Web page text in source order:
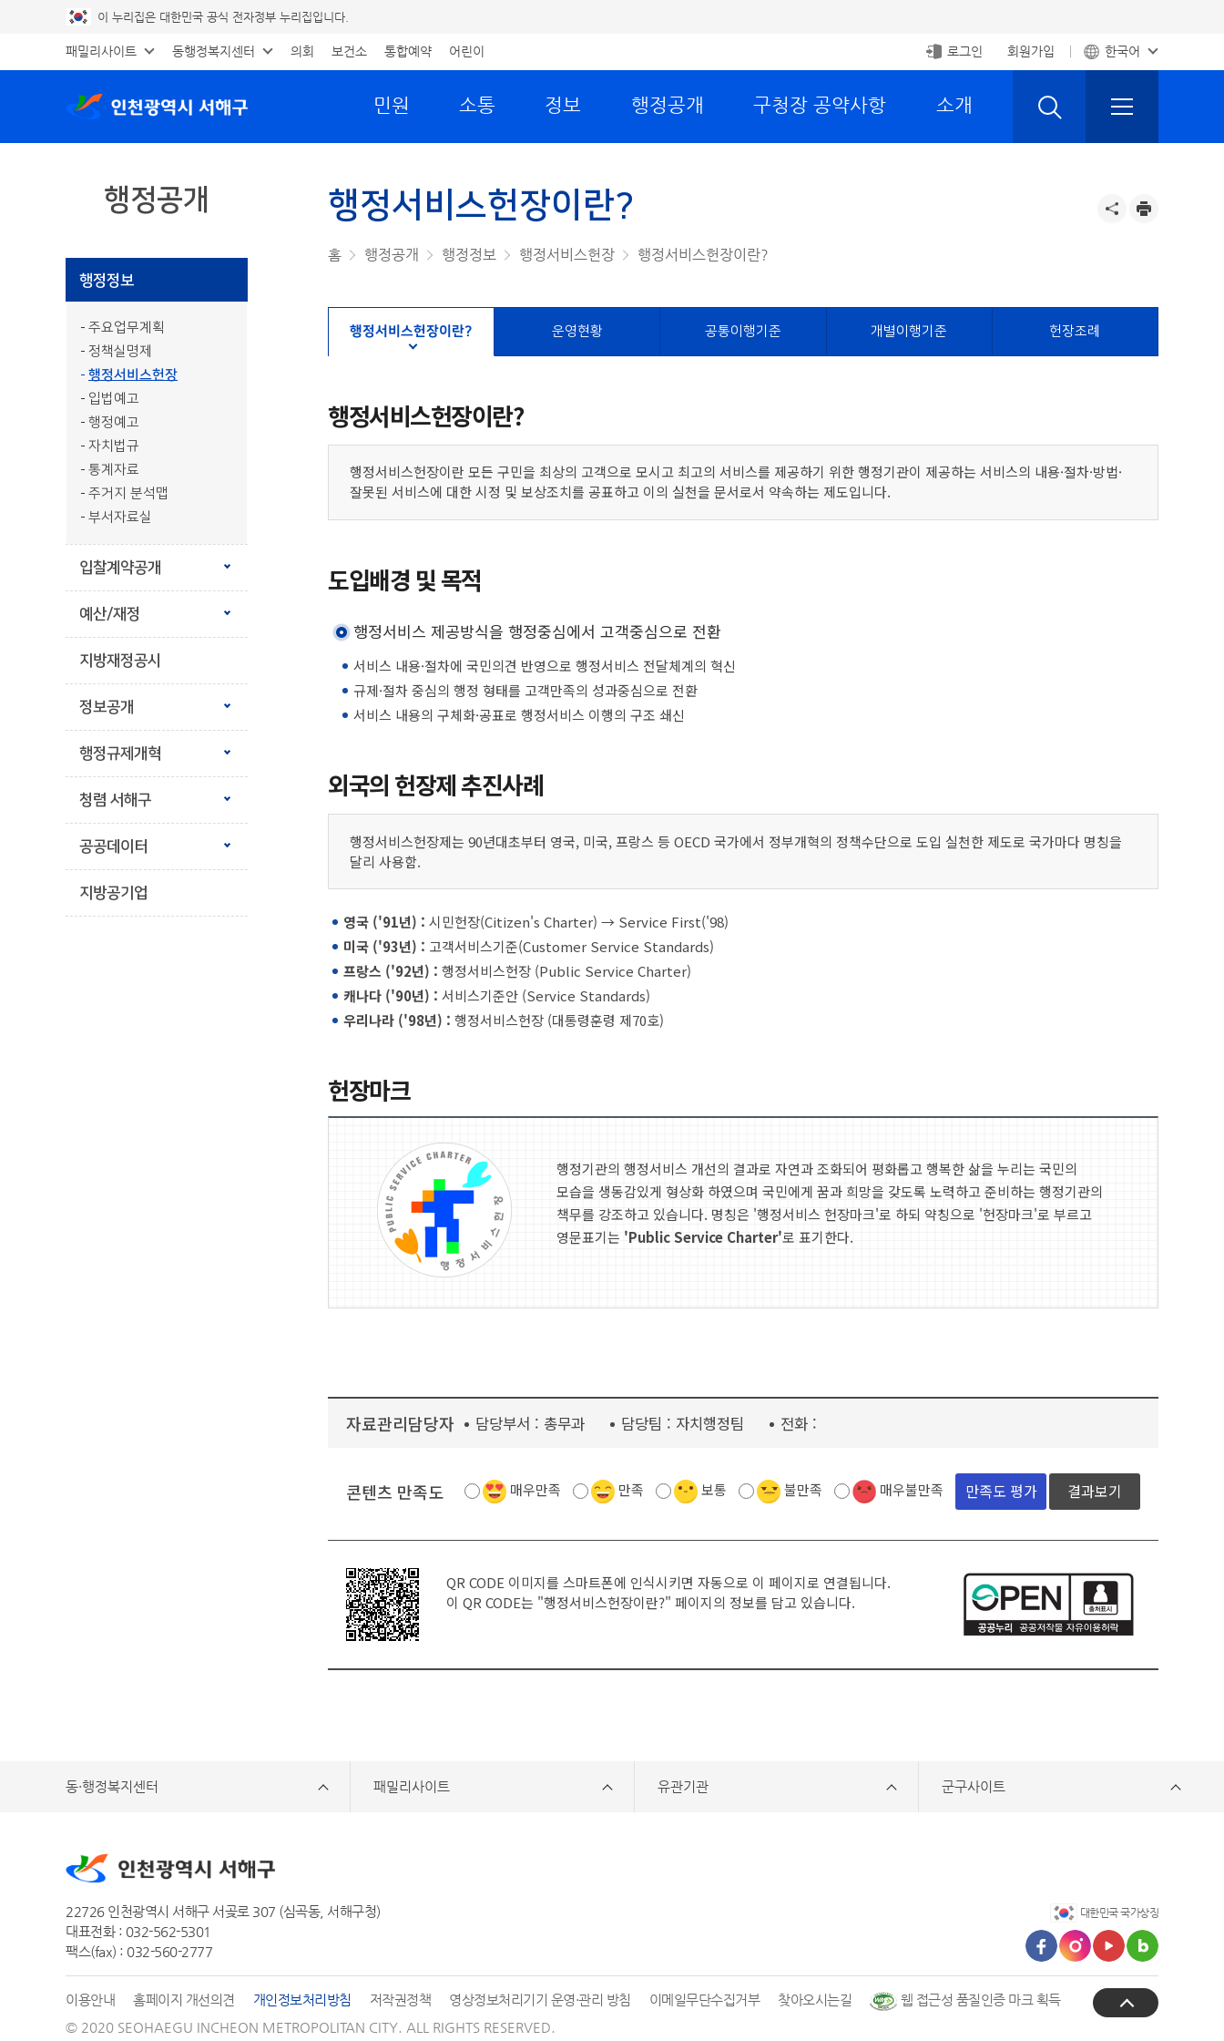
이 누리집은 대한민국 공식 전자정부 누리집입니다.
패밀리사이트 동행정복지센터 의회 보건소 통합예약 어린이 로그인 회원가입 한국어
민원 소통 정보 행정공개 구청장 공약사항 소개
행정공개
행정정보
주요업무계획
정책실명제
행정서비스헌장
입법예고
행정예고
자치법규
통계자료
주거지 분석맵
부서자료실
입찰계약공개
예산/재정
지방재정공시
정보공개
행정규제개혁
청렴 서해구
공공데이터
지방공기업
행정서비스헌장이란?
공유하기
홈 행정공개 행정정보 행정서비스헌장 행정서비스헌장이란?
행정서비스헌장이란? 운영현황 공통이행기준 개별이행기준 헌장조례
행정서비스헌장이란?
행정서비스헌장이란 모든 구민을 최상의 고객으로 모시고 최고의 서비스를 제공하기 위한 행정기관이 제공하는 서비스의 내용·절차·방법·
잘못된 서비스에 대한 시정 및 보상조치를 공표하고 이의 실천을 문서로서 약속하는 제도입니다.
도입배경 및 목적
행정서비스 제공방식을 행정중심에서 고객중심으로 전환
서비스 내용·절차에 국민의견 반영으로 행정서비스 전달체계의 혁신
규제·절차 중심의 행정 형태를 고객만족의 성과중심으로 전환
서비스 내용의 구체화·공표로 행정서비스 이행의 구조 쇄신
외국의 헌장제 추진사례
행정서비스헌장제는 90년대초부터 영국, 미국, 프랑스 등 OECD 국가에서 정부개혁의 정책수단으로 도입 실천한 제도로 국가마다 명칭을
달리 사용함.
영국 ('91년) : 시민헌장(Citizen's Charter) → Service First('98)
미국 ('93년) : 고객서비스기준(Customer Service Standards)
프랑스 ('92년) : 행정서비스헌장 (Public Service Charter)
캐나다 ('90년) : 서비스기준안 (Service Standards)
우리나라 ('98년) : 행정서비스헌장 (대통령훈령 제70호)
헌장마크
행정기관의 행정서비스 개선의 결과로 자연과 조화되어 평화롭고 행복한 삶을 누리는 국민의
모습을 생동감있게 형상화 하였으며 국민에게 꿈과 희망을 갖도록 노력하고 준비하는 행정기관의
책무를 강조하고 있습니다. 명칭은 '행정서비스 헌장마크'로 하되 약칭으로 '헌장마크'로 부르고
영문표기는 'Public Service Charter'로 표기한다.
자료관리담당자 담당부서 : 총무과 담당팀 : 자치행정팀 전화 :
콘텐츠 만족도 매우만족 만족 보통 불만족 매우불만족 결과보기
QR CODE 이미지를 스마트폰에 인식시키면 자동으로 이 페이지로 연결됩니다.
이 QR CODE는 "행정서비스헌장이란?" 페이지의 정보를 담고 있습니다.
동·행정복지센터 패밀리사이트 유관기관 군구사이트
22726 인천광역시 서해구 서곶로 307 (심곡동, 서해구청)
대표전화 : 032-562-5301
팩스(fax) : 032-560-2777
대한민국 국가상징
이용안내 홈페이지 개선의견 개인정보처리방침 저작권정책 영상정보처리기기 운영·관리 방침 이메일무단수집거부 찾아오시는길
웹 접근성 품질인증 마크 획득
© 2020 SEOHAEGU INCHEON METROPOLITAN CITY. ALL RIGHTS RESERVED.